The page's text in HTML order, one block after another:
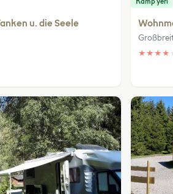
u. die Seele
★ ★ ★ ★